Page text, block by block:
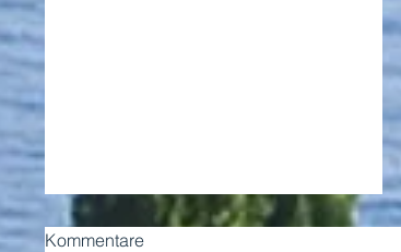
Kommentare